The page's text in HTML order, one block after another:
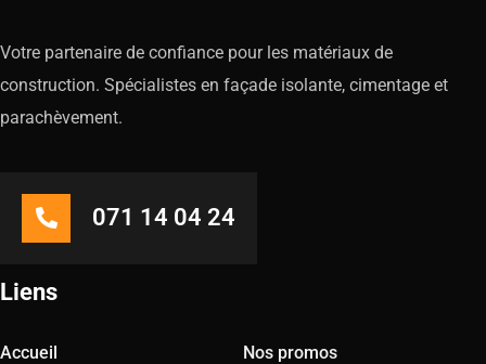
Votre partenaire de confiance pour les matériaux de
construction. Spécialistes en façade isolante, cimentage et
parachèvement.
071 14 04 24
Liens
Accueil Nos promos